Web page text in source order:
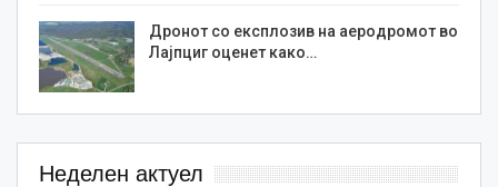
Дронот со експлозив на аеродромот во
Лајпциг оценет како…
Неделен актуел